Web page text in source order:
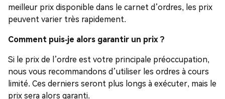
meilleur prix disponible dans le carnet d’ordres, les prix
peuvent varier très rapidement.
Comment puis-je alors garantir un prix ?
Si le prix de l’ordre est votre principale préoccupation,
nous vous recommandons d’utiliser les ordres à cours
limité. Ces derniers seront plus longs à exécuter, mais le
prix sera alors garanti.